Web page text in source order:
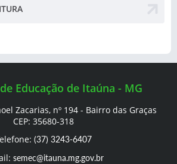
Educação de Itaúna - MG
Zacarias, nº 194 - Bairro das Graças
CEP: 35680-318
(37) 3243-6407
semec@itauna.mg.gov.br